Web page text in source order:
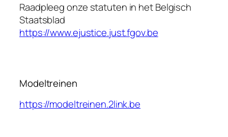
Raadpleeg onze statuten in het Belgisch
Staatsblad
https://www.ejustice.just.fgov.be
Modeltreinen
https://modeltreinen.2link.be